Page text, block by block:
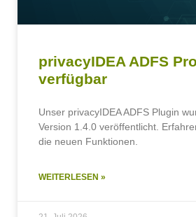
privacyIDEA ADFS
verfügbar
Unser privacyIDEA ADFS Plugin
Version 1.4.0 veröffentlicht.
die neuen Funktionen.
WEITERLESEN »